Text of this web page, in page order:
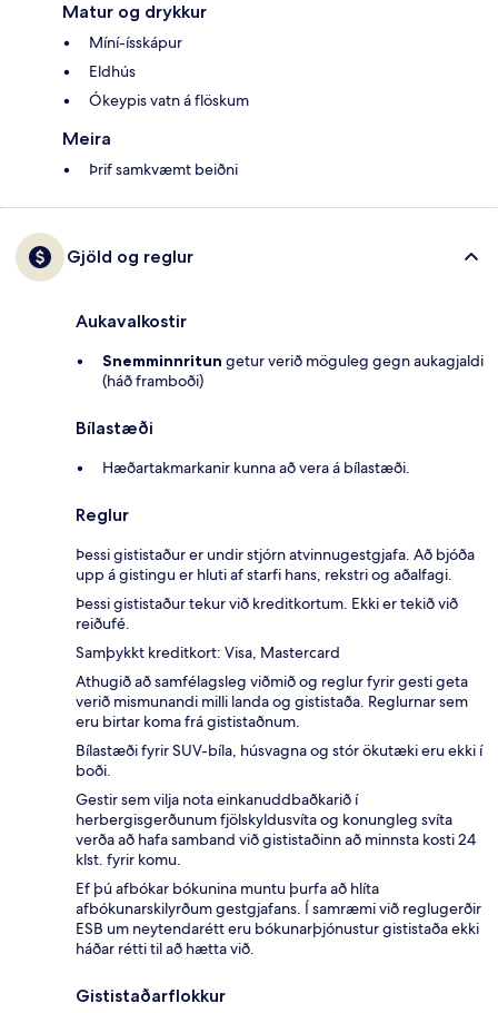
Matur og drykkur
Míní-ísskápur
Eldhús
Ókeypis vatn á flöskum
Meira
Þrif samkvæmt beiðni
Gjöld og reglur
Aukavalkostir
Snemminnritun getur verið möguleg gegn aukagjaldi
(háð framboði)
Bílastæði
Hæðartakmarkanir kunna að vera á bílastæði.
Reglur
Þessi gististaður er undir stjórn atvinnugestgjafa. Að bjóða
upp á gistingu er hluti af starfi hans, rekstri og aðalfagi.
Þessi gististaður tekur við kreditkortum. Ekki er tekið við
reiðufé.
Samþykkt kreditkort: Visa, Mastercard
Athugið að samfélagsleg viðmið og reglur fyrir gesti geta
verið mismunandi milli landa og gististaða. Reglurnar sem
eru birtar koma frá gististaðnum.
Bílastæði fyrir SUV-bíla, húsvagna og stór ökutæki eru ekki í
boði.
Gestir sem vilja nota einkanuddbaðkarið í
herbergisgerðunum fjölskyldusvíta og konungleg svíta
verða að hafa samband við gististaðinn að minnsta kosti 24
klst. fyrir komu.
Ef þú afbókar bókunina muntu þurfa að hlíta
afbókunarskilyrðum gestgjafans. Í samræmi við reglugerðir
ESB um neytendarétt eru bókunarþjónustur gististaða ekki
háðar rétti til að hætta við.
Gististaðarflokkur